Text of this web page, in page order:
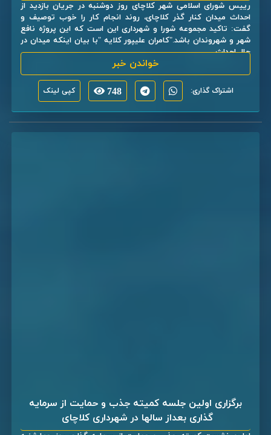
رییس شورای اسلامی شهر کلاچای روز دوشنبه در جریان بازدید از
احداث میدان کنار گذر کلاچای، روند انجام کار را خوب توصیف و
گفت: تاکید مجموعه شورا و شهرداری این است که این پروژه نافع
شهر و شهروندان باشد."کامران علیپور کلایه "با بیان اینکه میدان در
حال احداث ...
خواندن خبر
اشتراک گذاری: 748 کپی لینک
برگزاری اولین جلسه کمیته جذب و حمایت از سرمایه
گذاری بعداز سالها در شهرداری کلاچای